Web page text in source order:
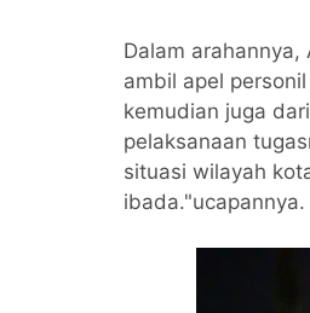
Dalam arahannya,
ambil apel
kemudian juga
pelaksanaan
situasi wilayah
ibada."ucapannya.